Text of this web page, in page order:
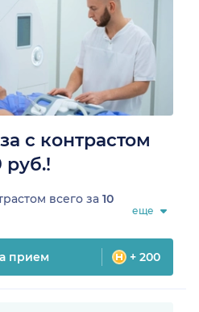
с контрастом
руб.!
всего за 10
еще
прием + 200